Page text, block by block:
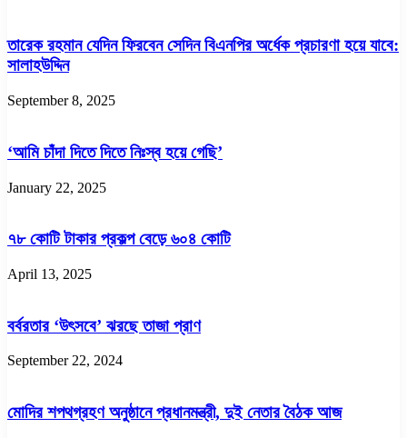
তারেক রহমান যেদিন ফিরবেন সেদিন বিএনপির অর্ধেক প্রচারণা হয়ে যাবে:
সালাহউদ্দিন
September 8, 2025
‘আমি চাঁদা দিতে দিতে নিঃস্ব হয়ে গেছি’
January 22, 2025
৭৮ কোটি টাকার প্রকল্প বেড়ে ৬০৪ কোটি
April 13, 2025
বর্বরতার ‘উৎসবে’ ঝরছে তাজা প্রাণ
September 22, 2024
মোদির শপথগ্রহণ অনুষ্ঠানে প্রধানমন্ত্রী, দুই নেতার বৈঠক আজ